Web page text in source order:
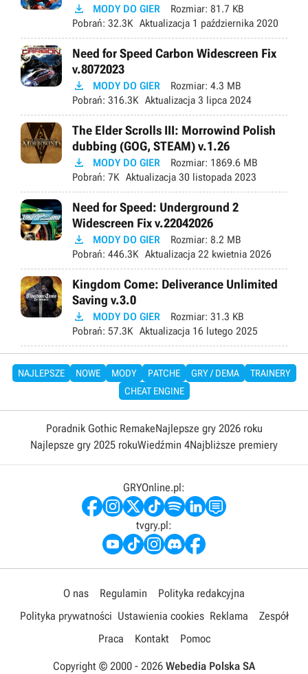
 MODY DO GIER Rozmiar: 81.7 KB
Pobrań: 32.3K Aktualizacja 1 października 2020
Need for Speed Carbon Widescreen Fix
v.8072023
 MODY DO GIER Rozmiar: 4.3 MB
Pobrań: 316.3K Aktualizacja 3 lipca 2024
The Elder Scrolls III: Morrowind Polish
dubbing (GOG, STEAM) v.1.26
 MODY DO GIER Rozmiar: 1869.6 MB
Pobrań: 7K Aktualizacja 30 listopada 2023
Need for Speed: Underground 2
Widescreen Fix v.22042026
 MODY DO GIER Rozmiar: 8.2 MB
Pobrań: 446.3K Aktualizacja 22 kwietnia 2026
Kingdom Come: Deliverance Unlimited
Saving v.3.0
 MODY DO GIER Rozmiar: 31.3 KB
Pobrań: 57.3K Aktualizacja 16 lutego 2025
NAJLEPSZE NOWE MODY PATCHE GRY / DEMA
TRAINERY
CHEAT ENGINE
Poradnik Gothic RemakeNajlepsze gry 2026 roku
Najlepsze gry 2025 rokuWiedźmin 4Najbliższe premiery
GRYOnline.pl:
tvgry.pl:
O nas Regulamin
Polityka redakcyjna
Polityka prywatności Ustawienia cookies Reklama
Zespół
Praca
Kontakt Pomoc
Copyright © 2000 - 2026 Webedia Polska SA